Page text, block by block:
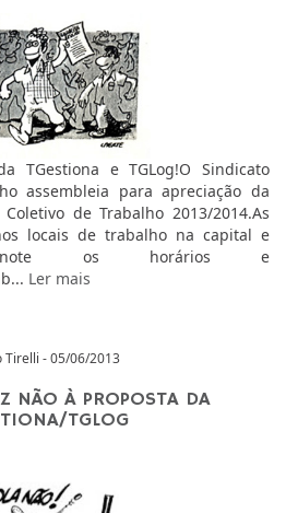
TGestiona e TGLog!O Sindicato
assembleia para apreciação da
de Trabalho 2013/2014.As
locais de trabalho na capital e
os horários e
Ler mais
Tirelli - 05/06/2013
NÃO À PROPOSTA DA
TGLOG